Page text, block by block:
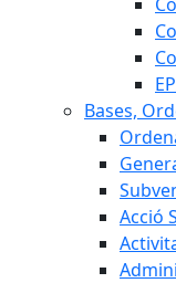
Bases,
Acció